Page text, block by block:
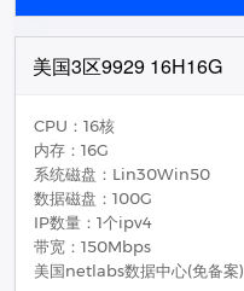
美国3区9929 16H16G
CPU：16核
内存：16G
系统磁盘：Lin30Win50
数据磁盘：100G
IP数量：1个ipv4
带宽：150Mbps
美国netlabs数据中心(免备案)